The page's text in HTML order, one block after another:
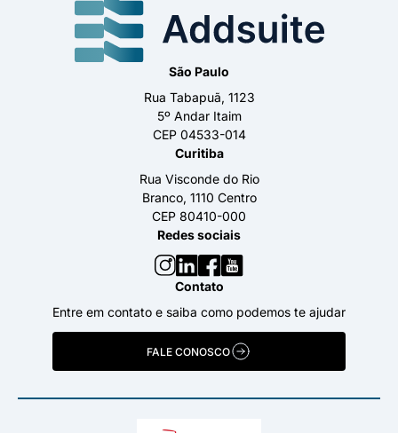
São Paulo
Rua Tabapuã, 1123
5º Andar Itaim
CEP 04533-014
Curitiba
Rua Visconde do Rio
Branco, 1110 Centro
CEP 80410-000
Redes sociais
Contato
Entre em contato e saiba como podemos te ajudar
FALE CONOSCO